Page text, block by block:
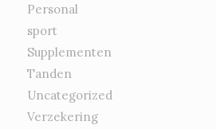
Personal
sport
Supplementen
Tanden
Uncategorized
Verzekering